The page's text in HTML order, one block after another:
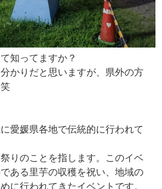
て知ってますか？
かりだと思いますが、県外の方
愛媛県各地で伝統的に行われて
りのことを指します。このイベ
ある里芋の収穫を祝い、地域の
に行われてきたイベントです。